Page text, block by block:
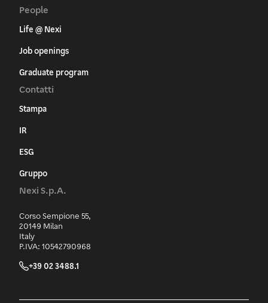
People
Life @ Nexi
Job openings
Graduate program
Contatti
Stampa
IR
ESG
Gruppo
Nexi S.p.A.
Corso Sempione 55,
20149 Milan
Italy
P.IVA: 10542790968
+39 02 3488.1